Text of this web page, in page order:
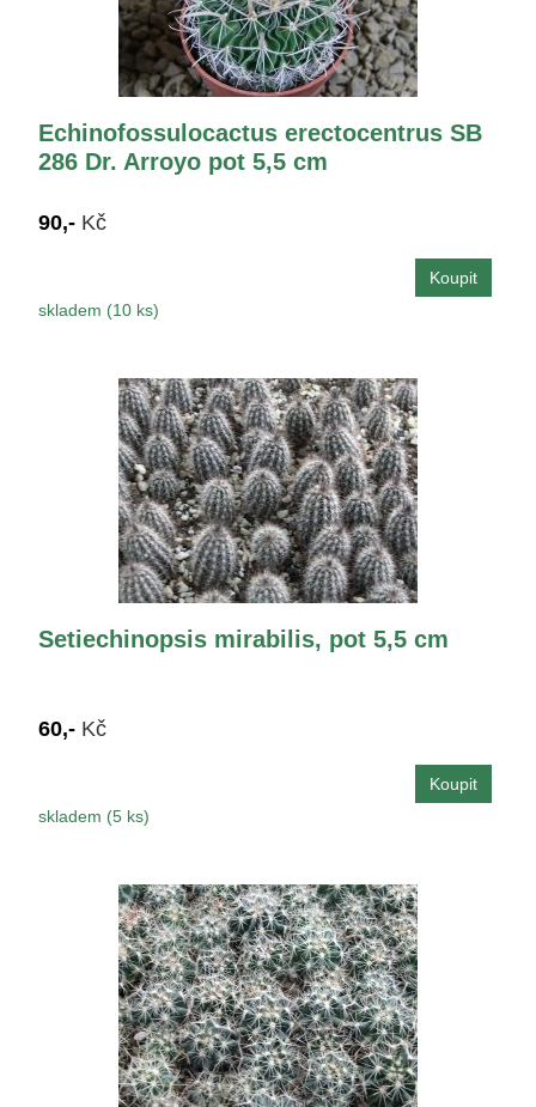
Echinofossulocactus erectocentrus SB
286 Dr. Arroyo pot 5,5 cm
90,- Kč
skladem (10 ks)
Setiechinopsis mirabilis, pot 5,5 cm
60,- Kč
skladem (5 ks)